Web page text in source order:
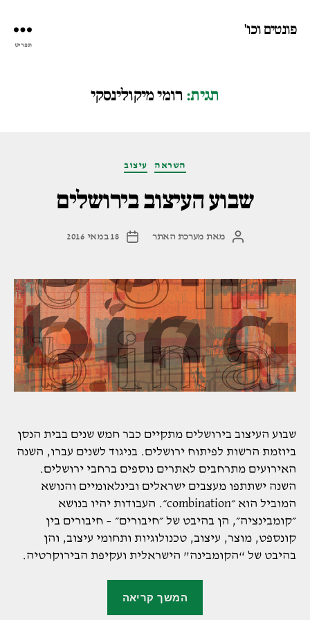
פונטים וכו'
תפריט
תגית:רומי מיקולינסקי
קטגוריותהשראה עיצוב
שבוע העיצוב בירושלים
המחבר
מאת מערכת האתר
תאריך
18 במאי 2016
שבוע העיצוב בירושלים מתקיים כבר חמש שנים בבית הנסן
ביוזמת הרשות לפיתוח ירושלים. בניגוד לשנים עברו, השנה
האירועים מתרחבים לאתרים נוספים ברחבי ירושלים.
השנה ישתתפו מעצבים ישראלים ובינלאומיים והנושא
המוביל הוא ״combination״. העבודות יהיו בנושא
״קומבינציה״, הן בהיבט של ״חיבורים״ – חיבורים בין
קונספט, מוצר, עיצוב, טכנולוגיות ותחומי עיצוב, והן
בהיבט של “הקומבינה” הישראלית ועקיפת הבירוקרטיה.
המשך קריאה